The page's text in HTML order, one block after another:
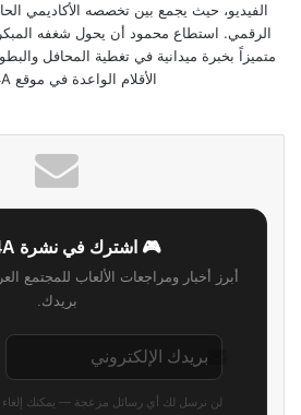
الفيديو، حيث يجمع بين تخصصه الأكاديمي
الرقمي. استطاع محمود أن يحول شغفه
متميزاً بخبرة ميدانية في تغطية المحافل
الأقلام الواعدة في موقع VGA4A.
🎮 اشترك في نشرة VGA4A
أبرز أخبار ومراجعات الألعاب للمجتمع
بريدك.
لن نرسل لك أي رسائل مزعجة — يمكنك